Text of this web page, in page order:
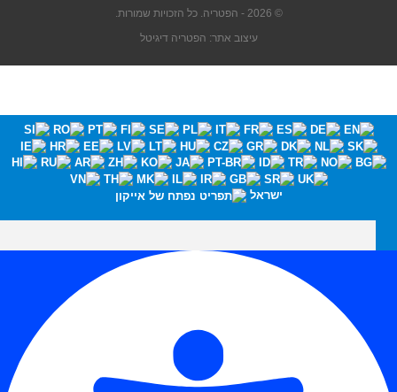
© 2026 - הפטריה. כל הזכויות שמורות.
עיצוב אתר: הפטריה דיגיטל
ישראל